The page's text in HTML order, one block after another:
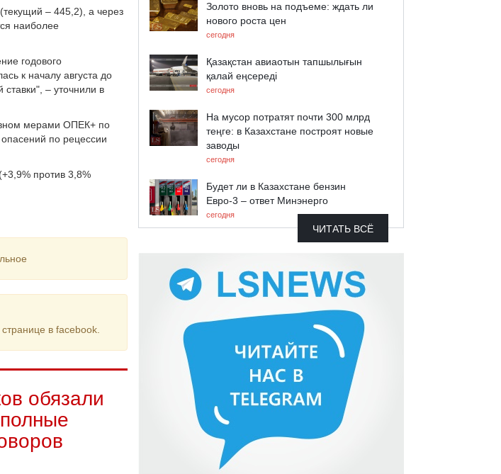
– 445,2), а через
наиболее
годового
к началу августа до
– уточнили в
мерами ОПЕК+ по
по рецессии
против 3,8%
в facebook.
обязали
Золото вновь на подъеме: ждать ли
нового роста цен
сегодня
Қазақстан авиаотын тапшылығын
қалай еңсереді
сегодня
На мусор потратят почти 300 млрд
теңге: в Казахстане построят новые
заводы
сегодня
Будет ли в Казахстане бензин
Евро-3 – ответ Минэнерго
сегодня
ЧИТАТЬ ВСЁ